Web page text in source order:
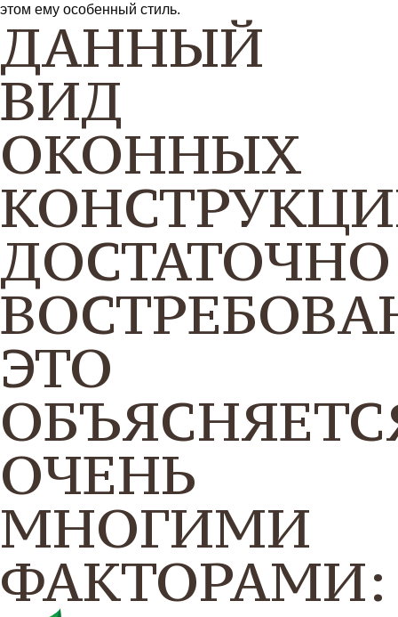
этом ему особенный стиль.
ДАННЫЙ
ВИД
ОКОННЫХ
ДОСТАТОЧНО
ЭТО
ОЧЕНЬ
МНОГИМИ
ФАКТОРАМИ: